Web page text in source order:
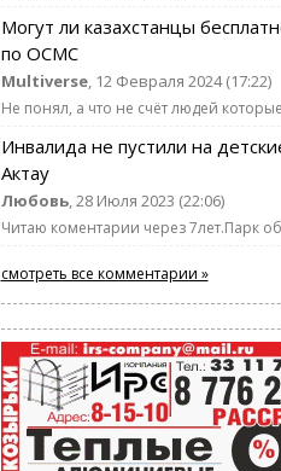
Могут ли казахстанцы
по ОСМС
Multiverse, 12 Февраля 2024 (17:22)
Не понял, а что не счёт людей
Инвалида не пустили на
Актау
Любовь, 28 Июля 2023 (22:06)
Читаю коментарии через 7лет.Парк
смотреть все комментарии »